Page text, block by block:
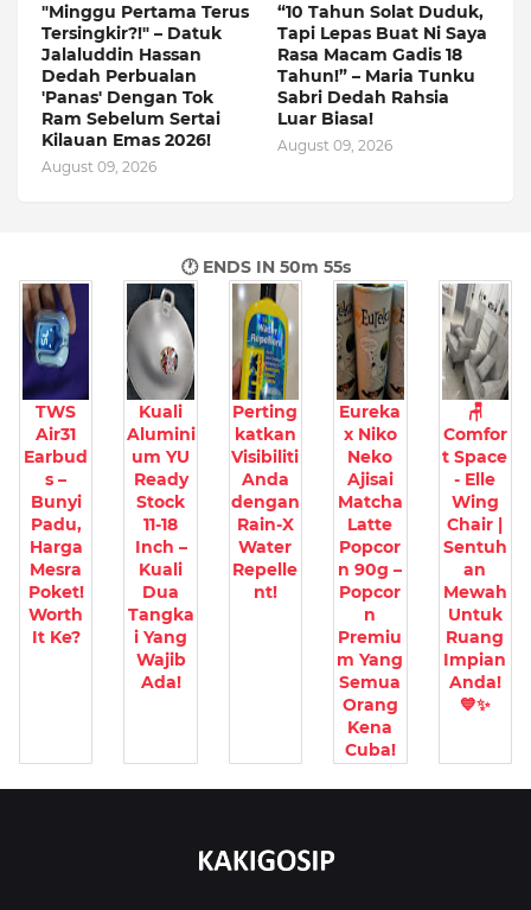
"Minggu Pertama Terus
Tersingkir?!" – Datuk
Jalaluddin Hassan
Dedah Perbualan
'Panas' Dengan Tok
Ram Sebelum Sertai
Kilauan Emas 2026!
August 09, 2026
“10 Tahun Solat Duduk,
Tapi Lepas Buat Ni Saya
Rasa Macam Gadis 18
Tahun!” – Maria Tunku
Sabri Dedah Rahsia
Luar Biasa!
August 09, 2026
🕐 ENDS IN 50m 54s
TWS
Air31
Earbud
s –
Bunyi
Padu,
Harga
Mesra
Poket!
Worth
It Ke?
Kuali
Alumini
um YU
Ready
Stock
11-18
Inch –
Kuali
Dua
Tangka
i Yang
Wajib
Ada!
Perting
katkan
Visibiliti
Anda
dengan
Rain-X
Water
Repelle
nt!
Eureka
x Niko
Neko
Ajisai
Matcha
Latte
Popcor
n 90g –
Popcor
n
Premiu
m Yang
Semua
Orang
Kena
Cuba!
🪑
Comfor
t Space
- Elle
Wing
Chair |
Sentuh
an
Mewah
Untuk
Ruang
Impian
Anda!
💙✨